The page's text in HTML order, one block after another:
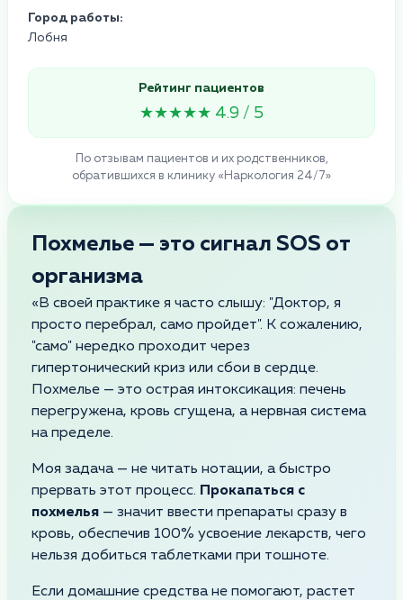
Город работы:
Лобня
Рейтинг пациентов
★★★★★ 4.9 / 5
По отзывам пациентов и их родственников,
обратившихся в клинику «Наркология 24/7»
Похмелье — это сигнал SOS от
организма
«В своей практике я часто слышу: "Доктор, я
просто перебрал, само пройдет". К сожалению,
"само" нередко проходит через
гипертонический криз или сбои в сердце.
Похмелье — это острая интоксикация: печень
перегружена, кровь сгущена, а нервная система
на пределе.
Моя задача — не читать нотации, а быстро
прервать этот процесс. Прокапаться с
похмелья — значит ввести препараты сразу в
кровь, обеспечив 100% усвоение лекарств, чего
нельзя добиться таблетками при тошноте.
Если домашние средства не помогают, растет